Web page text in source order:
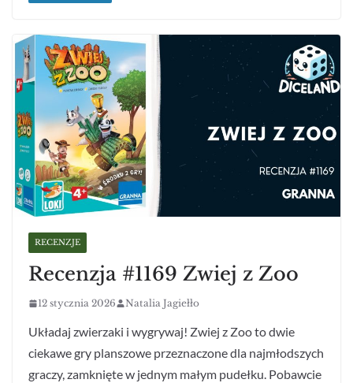
RECENZJE
Recenzja #1169 Zwiej z Zoo
12 stycznia 2026 Natalia Jagiełło
Układaj zwierzaki i wygrywaj! Zwiej z Zoo to dwie
ciekawe gry planszowe przeznaczone dla najmłodszych
graczy, zamknięte w jednym małym pudełku. Pobawcie